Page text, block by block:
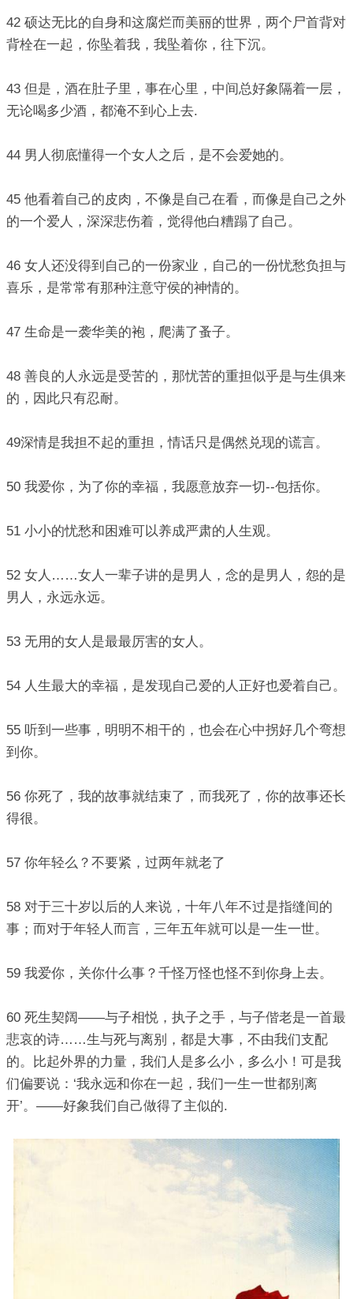
42 硕达无比的自身和这腐烂而美丽的世界，两个尸首背对
背栓在一起，你坠着我，我坠着你，往下沉。
43 但是，酒在肚子里，事在心里，中间总好象隔着一层，
无论喝多少酒，都淹不到心上去.
44 男人彻底懂得一个女人之后，是不会爱她的。
45 他看着自己的皮肉，不像是自己在看，而像是自己之外
的一个爱人，深深悲伤着，觉得他白糟蹋了自己。
46 女人还没得到自己的一份家业，自己的一份忧愁负担与
喜乐，是常常有那种注意守侯的神情的。
47 生命是一袭华美的袍，爬满了蚤子。
48 善良的人永远是受苦的，那忧苦的重担似乎是与生俱来
的，因此只有忍耐。
49深情是我担不起的重担，情话只是偶然兑现的谎言。
50 我爱你，为了你的幸福，我愿意放弃一切--包括你。
51 小小的忧愁和困难可以养成严肃的人生观。
52 女人……女人一辈子讲的是男人，念的是男人，怨的是
男人，永远永远。
53 无用的女人是最最厉害的女人。
54 人生最大的幸福，是发现自己爱的人正好也爱着自己。
55 听到一些事，明明不相干的，也会在心中拐好几个弯想
到你。
56 你死了，我的故事就结束了，而我死了，你的故事还长
得很。
57 你年轻么？不要紧，过两年就老了
58 对于三十岁以后的人来说，十年八年不过是指缝间的
事；而对于年轻人而言，三年五年就可以是一生一世。
59 我爱你，关你什么事？千怪万怪也怪不到你身上去。
60 死生契阔——与子相悦，执子之手，与子偕老是一首最
悲哀的诗……生与死与离别，都是大事，不由我们支配
的。比起外界的力量，我们人是多么小，多么小！可是我
们偏要说：‘我永远和你在一起，我们一生一世都别离
开’。——好象我们自己做得了主似的.